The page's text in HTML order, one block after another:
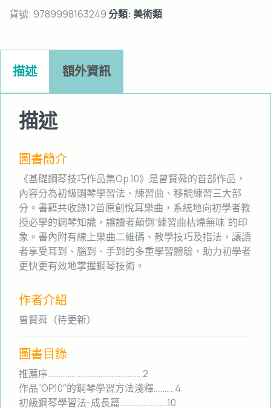
琴
技
作
品
集
OP.10
貨號: 9789998163249分類: 美術類
描述 額外資訊
描述
圖書簡介
《基礎鋼琴技巧作品集Op.10》是曾賢舜的首部作品，
內容分為初級鋼琴學習法、練習曲、移調練習三大部
分。書籍共收錄12首原創悅耳樂曲，系統地向初學者教
授必學的鋼琴知識，讓讀者顛倒“練習曲枯燥無味”的印
象。書內附有線上樂曲二維碼、教學技巧及指法，讓讀
者享受耳到、腦到、手到的多重學習體驗，助力初學者
更快更有效地掌握鋼琴技術。
作者介紹
曾賢舜（待更新）
圖書目錄
推薦序…………………………………………….2
作品”OP.10″的鋼琴學習方法淺釋………..4
初級鋼琴學習法-成長篇……………………..10